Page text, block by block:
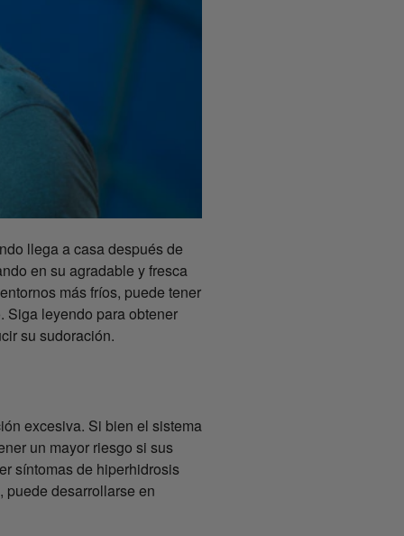
llega a casa después de
en su agradable y fresca
más fríos, puede tener
Siga leyendo para obtener
su sudoración.
excesiva. Si bien el sistema
un mayor riesgo si sus
síntomas de hiperhidrosis
puede desarrollarse en